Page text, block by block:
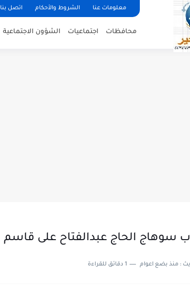
معلومات عنا الشروط والأحكام اتصل بنا
محافظات اجتماعيات الشؤون الاجتماعية
سوهاج الحاج عبدالفتاح على قاسم
: منذ بضع اعوام 1 دقائق للقراءة